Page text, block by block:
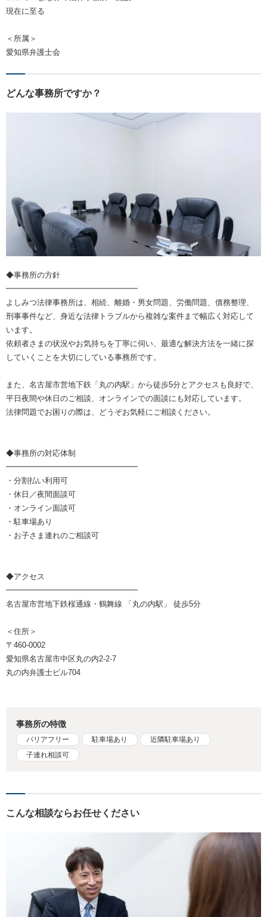
現在に至る
＜所属＞
愛知県弁護士会
どんな事務所ですか？
◆事務所の方針
━━━━━━━━━━━━━━━━━
よしみつ法律事務所は、相続、離婚・男女問題、労働問題、債務整理、
刑事事件など、身近な法律トラブルから複雑な案件まで幅広く対応して
います。
依頼者さまの状況やお気持ちを丁寧に伺い、最適な解決方法を一緒に探
していくことを大切にしている事務所です。
また、名古屋市営地下鉄「丸の内駅」から徒歩5分とアクセスも良好で、
平日夜間や休日のご相談、オンラインでの面談にも対応しています。
法律問題でお困りの際は、どうぞお気軽にご相談ください。
◆事務所の対応体制
━━━━━━━━━━━━━━━━━
・分割払い利用可
・休日／夜間面談可
・オンライン面談可
・駐車場あり
・お子さま連れのご相談可
◆アクセス
━━━━━━━━━━━━━━━━━
名古屋市営地下鉄桜通線・鶴舞線 「丸の内駅」 徒歩5分
＜住所＞
〒460-0002
愛知県名古屋市中区丸の内2-2-7
丸の内弁護士ビル704
事務所の特徴
バリアフリー 駐車場あり
近隣駐車場あり
子連れ相談可
こんな相談ならお任せください